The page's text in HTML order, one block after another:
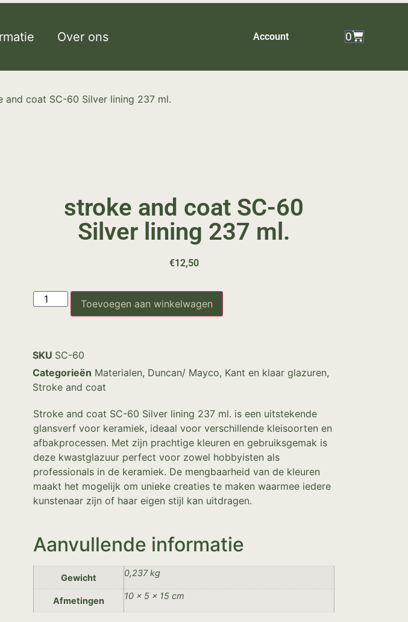
Over ons Account 0
and coat SC-60 Silver lining 237 ml.
stroke and coat SC-60
Silver lining 237 ml.
€12,50
Toevoegen aan winkelwagen
SKU SC-60
Categorieën Materialen, Duncan/ Mayco, Kant en klaar glazuren,
Stroke and coat
Stroke and coat SC-60 Silver lining 237 ml. is een uitstekende
glansverf voor keramiek, ideaal voor verschillende kleisoorten en
afbakprocessen. Met zijn prachtige kleuren en gebruiksgemak is
deze kwastglazuur perfect voor zowel hobbyisten als
professionals in de keramiek. De mengbaarheid van de kleuren
maakt het mogelijk om unieke creaties te maken waarmee iedere
kunstenaar zijn of haar eigen stijl kan uitdragen.
Aanvullende informatie
Gewicht 0,237 kg
Afmetingen 10 × 5 × 15 cm